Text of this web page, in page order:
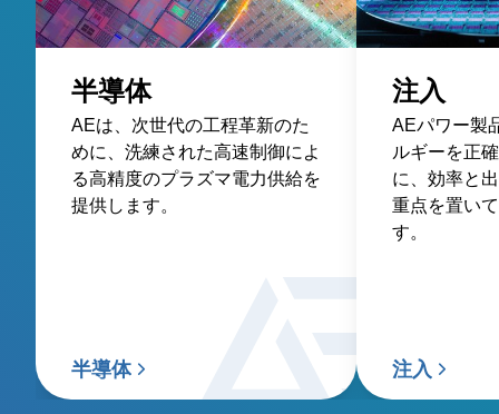
半導体
AEは、次世代の工程革新のた
めに、洗練された高速制御によ
る高精度のプラズマ電力供給を
提供します。
半導体
注入
AEパワー製
ルギーを正
に、効率と
重点を置い
す。
注入